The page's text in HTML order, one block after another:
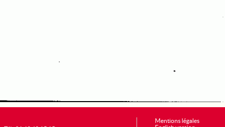
Mentions légales